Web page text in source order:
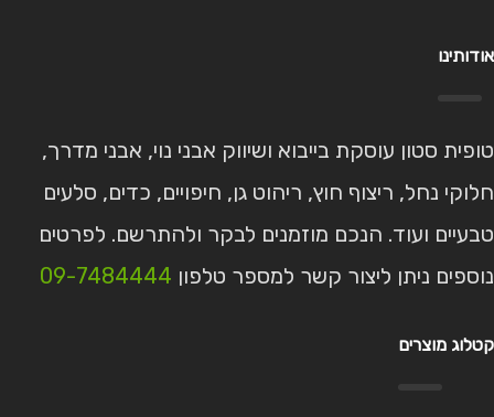
אודותינו
טופית סטון עוסקת בייבוא ושיווק אבני נוי, אבני מדרך,
חלוקי נחל, ריצוף חוץ, ריהוט גן, חיפויים, כדים, סלעים
טבעיים ועוד. הנכם מוזמנים לבקר ולהתרשם. לפרטים
נוספים ניתן ליצור קשר למספר טלפון 09-7484444
קטלוג מוצרים